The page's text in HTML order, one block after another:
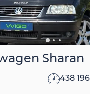
Sharan
438 196